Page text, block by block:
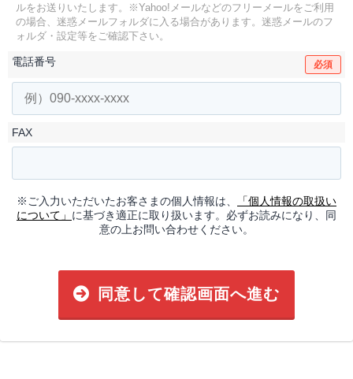
ルをお送りいたします。
※Yahoo!メールなどのフリーメールをご利用
の場合、迷惑メールフォルダに入る場合があります。 迷惑メールのフ
ォルダ・設定等をご確認下さい。
電話番号 必須
FAX
※ご入力いただいたお客さまの個人情報は、
「個人情報の取扱い
について」 に基づき適正に取り扱います。必ずお読みになり、同
意の上お問い合わせください。
同意して確認画面へ進む